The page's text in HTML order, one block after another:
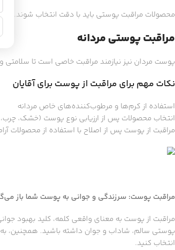
محصولات مراقبت پوستی باید با دقت انتخاب شوند.
مراقبت پوستی مردانه
پوست مردان نیز نیازمند مراقبت خاصی است تا
نکات مهم برای مراقبت از پوست برای آقایان
استفاده از کرم‌ها و مرطوب‌کننده‌های خاص مردانه
انتخاب محصولات پس از ارزیابی نوع پوست (خشک،
مراقبت از پوست پس از اصلاح با استفاده از محصولات
مراقبت پوست: سرزندگی و جوانی به پوست شما باز
مراقبت از پوست به معنای واقعی کلمه، کلید بهبود
پوستی سالم، شاداب و جوان داشته باشید. همچنین،
انتخاب کنید.